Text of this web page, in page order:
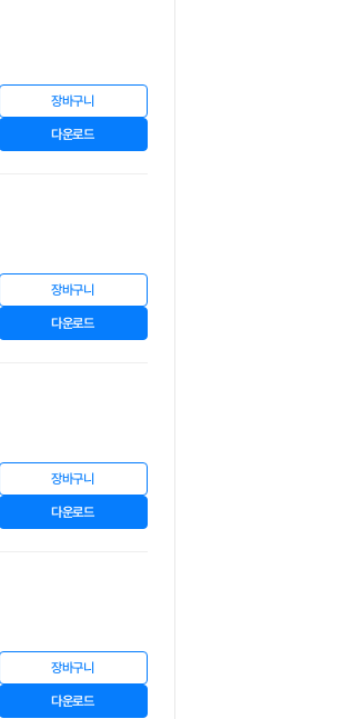
장바구니
다운로드
장바구니
다운로드
장바구니
다운로드
장바구니
다운로드